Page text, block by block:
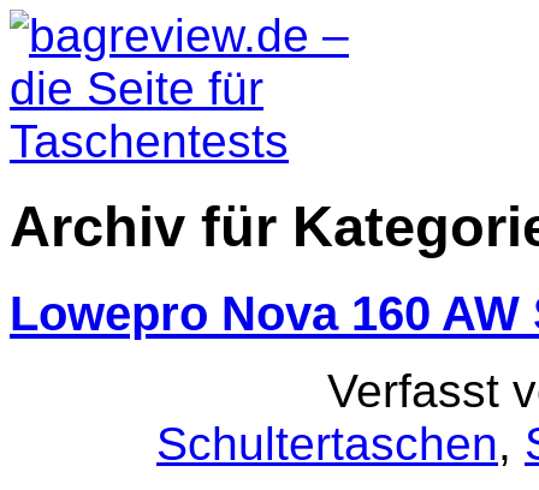
Archiv für
Lowepro Nova 160
Verfasst
Schultertaschen,